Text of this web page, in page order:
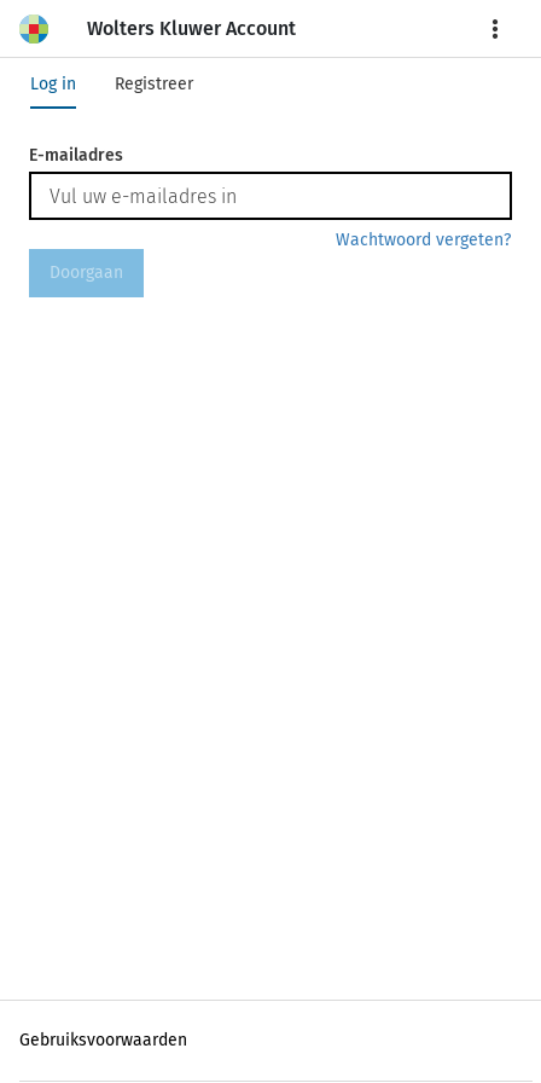
Wolters Kluwer Account More
Log in Registreer
E-mailadres
Wachtwoord vergeten?
Doorgaan
Gebruiksvoorwaarden